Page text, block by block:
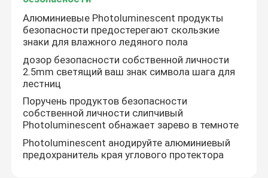
Пользовательский светоотражающий знак
Светоотражающие номера домов
Алюминиевые Photoluminescent продукты
безопасности предостерегают скользкие
знаки для влажного ледяного пола
дозор безопасности собственной личности
2.5mm светящий ваш знак символа шага для
лестниц
Поручень продуктов безопасности
собственной личности слипчивый
Photoluminescent обнажает зарево в темноте
Photoluminescent анодируйте алюминиевый
предохранитель края углового протектора